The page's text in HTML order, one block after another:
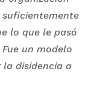
lo que le pasó
un modelo
la disidencia a